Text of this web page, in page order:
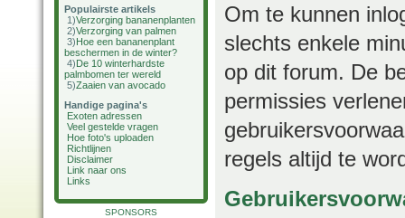
Populairste artikels
1)Verzorging bananenplanten
2)Verzorging van palmen
3)Hoe een bananenplant
beschermen in de winter?
4)De 10 winterhardste
palmbomen ter wereld
5)Zaaien van avocado
Handige pagina's
Exoten adressen
Veel gestelde vragen
Hoe foto's uploaden
Richtlijnen
Disclaimer
Link naar ons
Links
SPONSORS
Om te kunnen
slechts enkele
op dit forum. De
permissies
regels altijd te